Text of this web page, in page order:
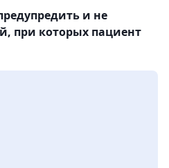
и не
при которых пациент